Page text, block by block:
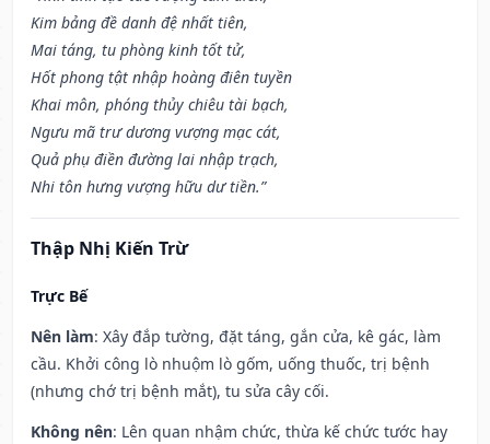
Kim bảng đề danh đệ nhất tiên,
Mai táng, tu phòng kinh tốt tử,
Hốt phong tật nhập hoàng điên tuyền
Khai môn, phóng thủy chiêu tài bạch,
Ngưu mã trư dương vượng mạc cát,
Quả phụ điền đường lai nhập trạch,
Nhi tôn hưng vượng hữu dư tiền.”
Thập Nhị Kiến Trừ
Trực Bế
Nên làm: Xây đắp tường, đặt táng, gắn cửa, kê gác, làm
cầu. Khởi công lò nhuộm lò gốm, uống thuốc, trị bệnh
(nhưng chớ trị bệnh mắt), tu sửa cây cối.
Không nên: Lên quan nhậm chức, thừa kế chức tước hay